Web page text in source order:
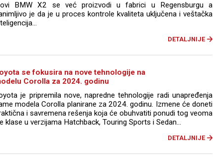
BMW X2 se već proizvodi u fabrici u Regensburgu a
je da je u proces kontrole kvaliteta uključena i veštačka
DETALJNIJE
se fokusira na nove tehnologije na
Corolla za 2024. godinu
je pripremila nove, napredne tehnologije radi unapređenja
modela Corolla planirane za 2024. godinu. Izmene će doneti
i savremena rešenja koja će obuhvatiti ponudi tog veoma
klase u verzijama Hatchback, Touring Sports i Sedan...
DETALJNIJE